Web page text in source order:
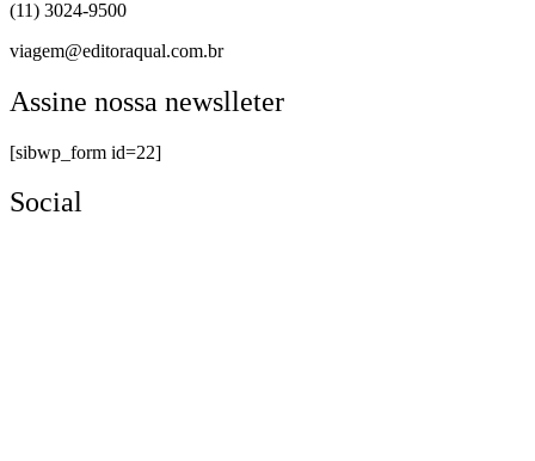
(11) 3024-9500
viagem@editoraqual.com.br
Assine nossa newslleter
[sibwp_form id=22]
Social